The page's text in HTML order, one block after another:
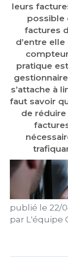
leurs
possible
factures
d’entre
pratique
s’attache à
faut savoir
de
publié le 22/
par L'équipe